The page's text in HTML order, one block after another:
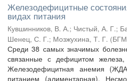
Железодефицитные
видах питания
Кувшинников, В. А.; Чистый, А. Г.;
Шенец, С. Г.; Мозжухина, Т. Г. (
Среди 38 самых значимых
связанные с дефицитом
Железодефицитная анемия
питанием (алиментарная).